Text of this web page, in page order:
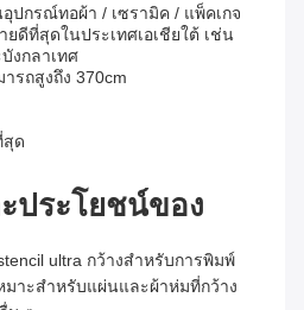
ปกรณ์ทอผ้า / เซรามิค / แพ็คเกจ
ดีที่สุดในประเทศเอเชียใต้ เช่น
งกลาเทศ
รถสูงถึง 370cm
สุด
ระโยชน์ของ
ultra กว้างสําหรับการพิมพ์
มาะสําหรับแผ่นและผ้าห่มที่กว้าง